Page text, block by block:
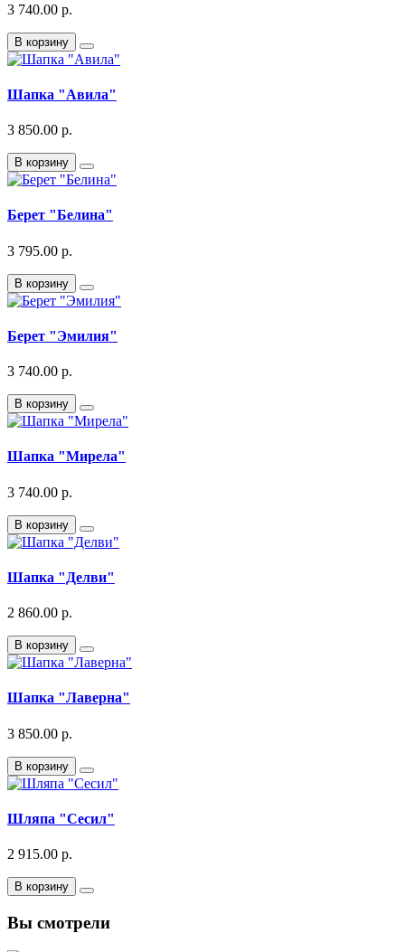
3 740.00 р.
В корзину
Шапка "Авила"
3 850.00 р.
В корзину
Берет "Белина"
3 795.00 р.
В корзину
Берет "Эмилия"
3 740.00 р.
В корзину
Шапка "Мирела"
3 740.00 р.
В корзину
Шапка "Делви"
2 860.00 р.
В корзину
Шапка "Лаверна"
3 850.00 р.
В корзину
Шляпа "Сесил"
2 915.00 р.
В корзину
Вы смотрели